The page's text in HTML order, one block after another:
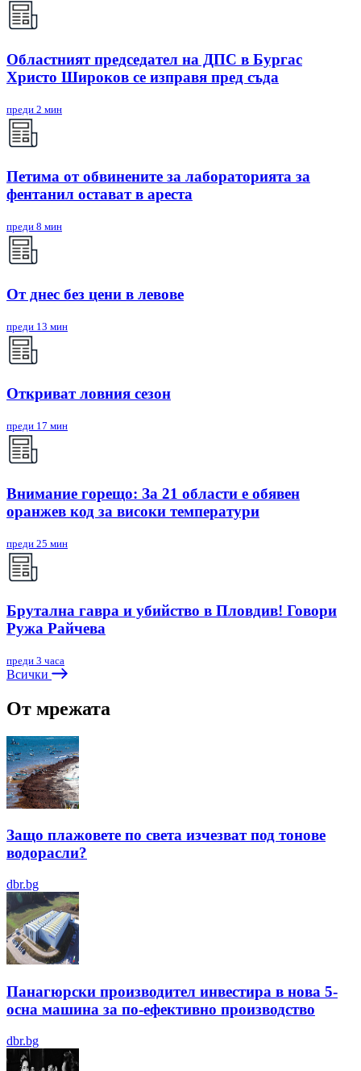
Областният председател на ДПС в Бургас
Христо Широков се изправя пред съда
преди 2 мин
Петима от обвинените за лабораторията за
фентанил остават в ареста
преди 8 мин
От днес без цени в левове
преди 13 мин
Откриват ловния сезон
преди 17 мин
Внимание горещо: За 21 области е обявен
оранжев код за високи температури
преди 25 мин
Брутална гавра и убийство в Пловдив! Говори
Ружа Райчева
преди 3 часа
Всички
От мрежата
Защо плажовете по света изчезват под тонове
водорасли?
dbr.bg
Панагюрски производител инвестира в нова 5-
осна машина за по-ефективно производство
dbr.bg